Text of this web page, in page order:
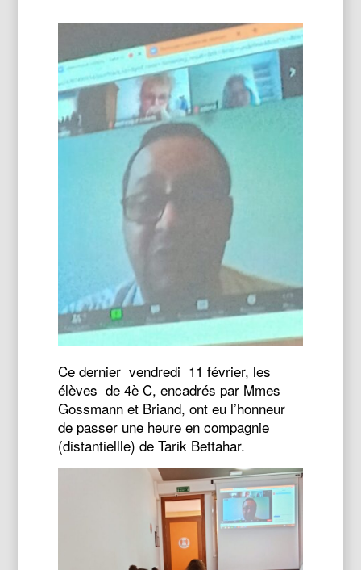
Ce dernier vendredi 11 février, les
élèves de 4è C, encadrés par Mmes
Gossmann et Briand, ont eu l’honneur
de passer une heure en compagnie
(distantiellle) de Tarik Bettahar.